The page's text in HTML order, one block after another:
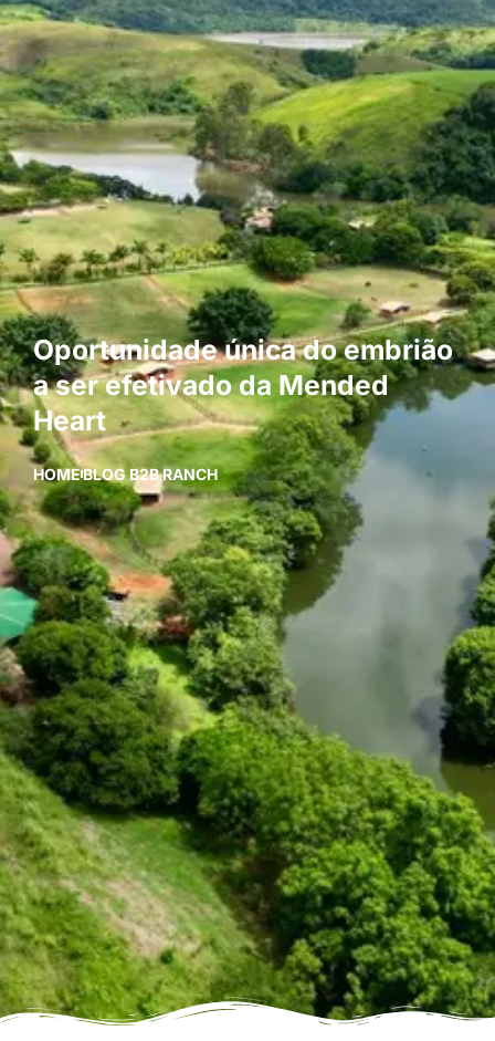
Oportunidade única do embrião
a ser efetivado da Mended
Heart
HOMEBLOG B2B RANCH